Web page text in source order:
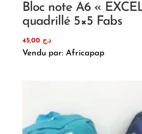
Bloc note A6 «
quadrillé 5×5 Fabs
د.ج 45,00
Vendu par: Africapap